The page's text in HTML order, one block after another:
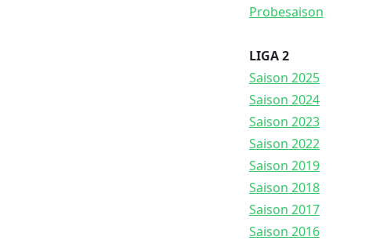
Probesaison
LIGA 2
Saison 2025
Saison 2024
Saison 2023
Saison 2022
Saison 2019
Saison 2018
Saison 2017
Saison 2016